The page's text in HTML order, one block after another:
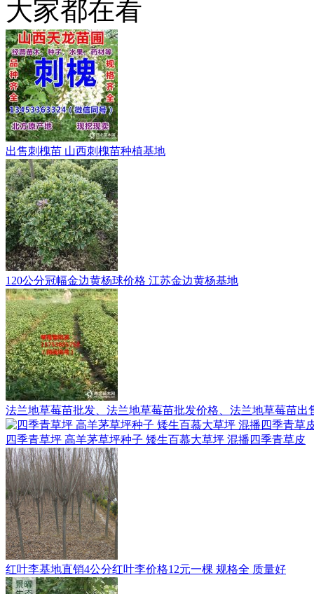
大家都在看
出售刺槐苗 山西刺槐苗种植基地
120公分冠幅金边黄杨球价格 江苏金边黄杨基地
法兰地草莓苗批发、法兰地草莓苗批发价格、法兰地草莓苗出
四季青草坪 高羊茅草坪种子 矮生百慕大草坪 混播四季青草皮
红叶李基地直销4公分红叶李价格12元一棵 规格全 质量好